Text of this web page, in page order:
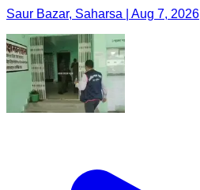
Saur Bazar, Saharsa | Aug 7, 2026